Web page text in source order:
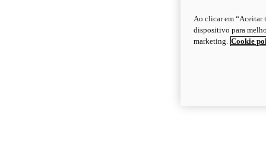
Ao clicar em “Aceitar
dispositivo para
marketing. Cookie